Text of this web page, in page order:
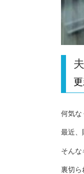
何気な
最近、
そんな
裏切ら